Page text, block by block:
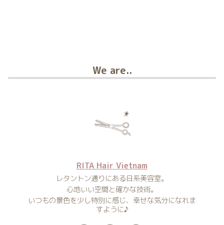
We are..
RITA Hair Vietnam
レタントン通りにある日系美容室。
心地いい空間と確かな技術。
いつもの景色を少し特別に感じ、幸せな気分になれま
すように♪